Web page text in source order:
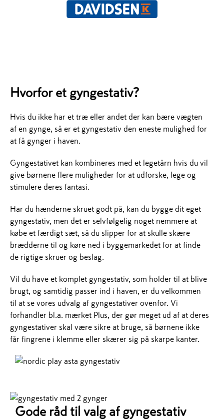
Hvorfor et gyngestativ?
Hvis du ikke har et træ eller andet der kan bære vægten
af en gynge, så er et gyngestativ den eneste mulighed for
at få gynger i haven.
Gyngestativet kan kombineres med et legetårn hvis du vil
give børnene flere muligheder for at udforske, lege og
stimulere deres fantasi.
Har du hænderne skruet godt på, kan du bygge dit eget
gyngestativ, men det er selvfølgelig noget nemmere at
købe et færdigt sæt, så du slipper for at skulle skære
brædderne til og køre ned i byggemarkedet for at finde
de rigtige skruer og beslag.
Vil du have et komplet gyngestativ, som holder til at blive
brugt, og samtidig passer ind i haven, er du velkommen
til at se vores udvalg af gyngestativer ovenfor. Vi
forhandler bl.a. mærket Plus, der gør meget ud af at deres
gyngestativer skal være sikre at bruge, så børnene ikke
får fingrene i klemme eller skærer sig på skarpe kanter.
Gode råd til valg af gyngestativ